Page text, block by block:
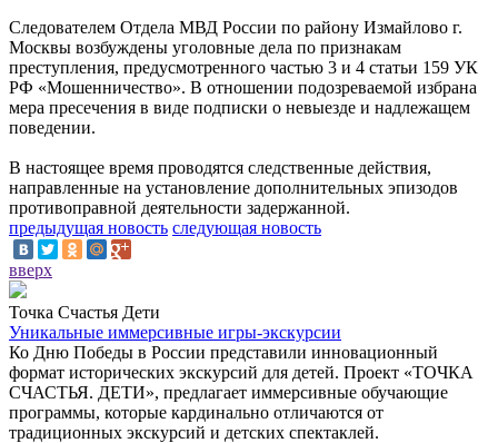
Следователем Отдела МВД России по району Измайлово г.
Москвы возбуждены уголовные дела по признакам
преступления, предусмотренного частью 3 и 4 статьи 159 УК
РФ «Мошенничество». В отношении подозреваемой избрана
мера пресечения в виде подписки о невыезде и надлежащем
поведении.
В настоящее время проводятся следственные действия,
направленные на установление дополнительных эпизодов
противоправной деятельности задержанной.
предыдущая новость следующая новость
вверх
Точка Счастья Дети
Уникальные иммерсивные игры-экскурсии
Ко Дню Победы в России представили инновационный
формат исторических экскурсий для детей. Проект «ТОЧКА
СЧАСТЬЯ. ДЕТИ», предлагает иммерсивные обучающие
программы, которые кардинально отличаются от
традиционных экскурсий и детских спектаклей.